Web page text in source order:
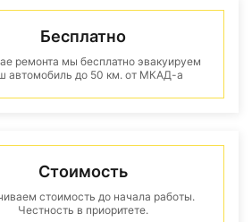
Бесплатно
ремонта мы бесплатно эвакуируем
автомобиль до 50 км. от МКАД-а
Стоимость
стоимость до начала работы.
Честность в приоритете.